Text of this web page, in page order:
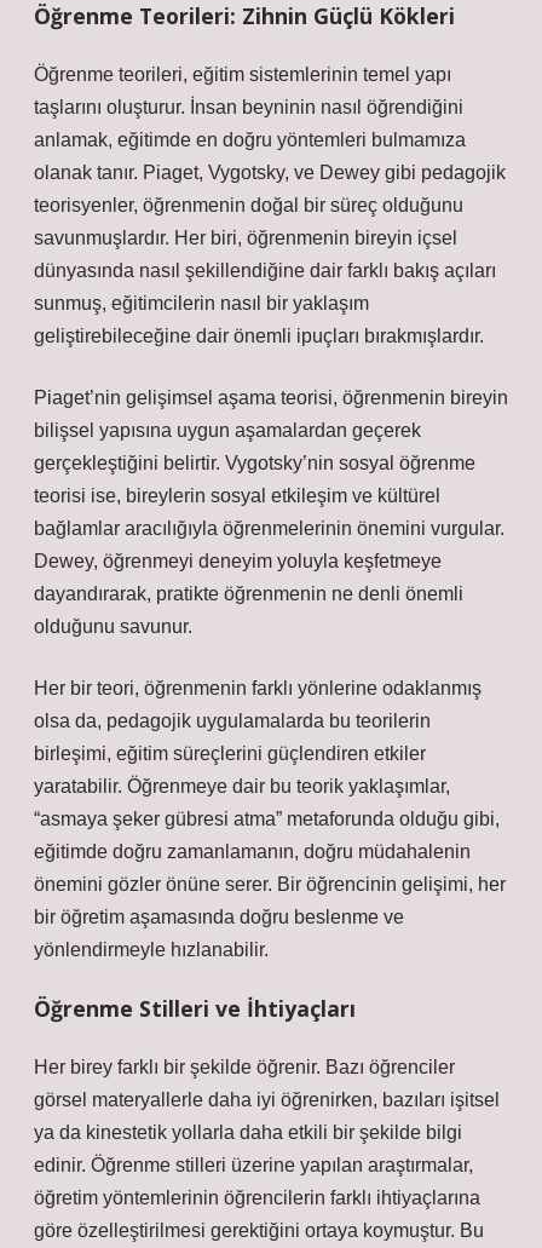
Öğrenme Teorileri: Zihnin Güçlü Kökleri
Öğrenme teorileri, eğitim sistemlerinin temel yapı
taşlarını oluşturur. İnsan beyninin nasıl öğrendiğini
anlamak, eğitimde en doğru yöntemleri bulmamıza
olanak tanır. Piaget, Vygotsky, ve Dewey gibi pedagojik
teorisyenler, öğrenmenin doğal bir süreç olduğunu
savunmuşlardır. Her biri, öğrenmenin bireyin içsel
dünyasında nasıl şekillendiğine dair farklı bakış açıları
sunmuş, eğitimcilerin nasıl bir yaklaşım
geliştirebileceğine dair önemli ipuçları bırakmışlardır.
Piaget’nin gelişimsel aşama teorisi, öğrenmenin bireyin
bilişsel yapısına uygun aşamalardan geçerek
gerçekleştiğini belirtir. Vygotsky’nin sosyal öğrenme
teorisi ise, bireylerin sosyal etkileşim ve kültürel
bağlamlar aracılığıyla öğrenmelerinin önemini vurgular.
Dewey, öğrenmeyi deneyim yoluyla keşfetmeye
dayandırarak, pratikte öğrenmenin ne denli önemli
olduğunu savunur.
Her bir teori, öğrenmenin farklı yönlerine odaklanmış
olsa da, pedagojik uygulamalarda bu teorilerin
birleşimi, eğitim süreçlerini güçlendiren etkiler
yaratabilir. Öğrenmeye dair bu teorik yaklaşımlar,
“asmaya şeker gübresi atma” metaforunda olduğu gibi,
eğitimde doğru zamanlamanın, doğru müdahalenin
önemini gözler önüne serer. Bir öğrencinin gelişimi, her
bir öğretim aşamasında doğru beslenme ve
yönlendirmeyle hızlanabilir.
Öğrenme Stilleri ve İhtiyaçları
Her birey farklı bir şekilde öğrenir. Bazı öğrenciler
görsel materyallerle daha iyi öğrenirken, bazıları işitsel
ya da kinestetik yollarla daha etkili bir şekilde bilgi
edinir. Öğrenme stilleri üzerine yapılan araştırmalar,
öğretim yöntemlerinin öğrencilerin farklı ihtiyaçlarına
göre özelleştirilmesi gerektiğini ortaya koymuştur. Bu